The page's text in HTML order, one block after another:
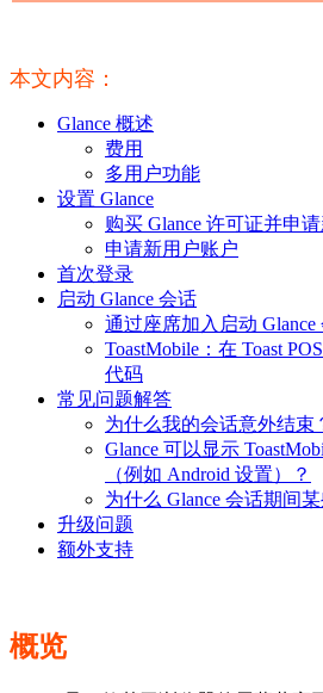
本文内容：
Glance 概述
费用
多用户功能
设置 Glance
购买 Glance 许可证并申
申请新用户账户
首次登录
启动 Glance 会话
通过座席加入启动 Glance
ToastMobile：在 Toast
代码
常见问题解答
为什么我的会话意外结束
Glance 可以显示
（例如 Android 设置）？
为什么 Glance 会话期间
升级问题
额外支持
概览